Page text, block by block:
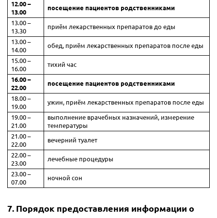
12.00 –
13.00
посещение пациентов родственниками
13.00 –
13.30
приём лекарственных препаратов до еды
13.00 –
14.00
обед, приём лекарственных препаратов после еды
15.00 –
16.00
тихий час
16.00 –
22.00
посещение пациентов родственниками
18.00 –
19.00
ужин, приём лекарственных препаратов после еды
19.00 –
21.00
выполнение врачебных назначений, измерение
температуры
21.00 –
22.00
вечерний туалет
22.00 –
23.00
лечебные процедуры
23.00 –
07.00
ночной сон
7. Порядок предоставления информации о